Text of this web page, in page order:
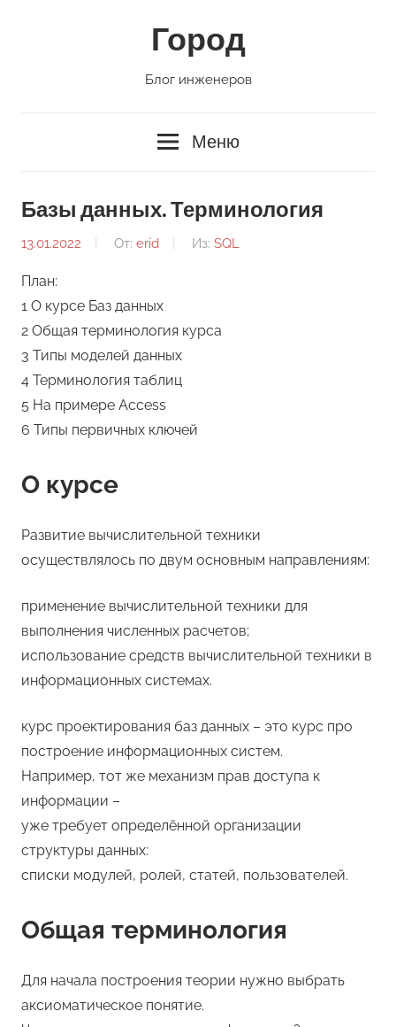
Город
Блог инженеров
Меню
Базы данных. Терминология
13.01.2022 От: erid Из: SQL
План:
1 О курсе Баз данных
2 Общая терминология курса
3 Типы моделей данных
4 Терминология таблиц
5 На примере Access
6 Типы первичных ключей
О курсе
Развитие вычислительной техники
осуществлялось по двум основным направлениям:
применение вычислительной техники для
выполнения численных расчетов;
использование средств вычислительной техники в
информационных системах.
курс проектирования баз данных – это курс про
построение информационных систем.
Например, тот же механизм прав доступа к
информации –
уже требует определённой организации
структуры данных:
списки модулей, ролей, статей, пользователей.
Общая терминология
Для начала построения теории нужно выбрать
аксиоматическое понятие.